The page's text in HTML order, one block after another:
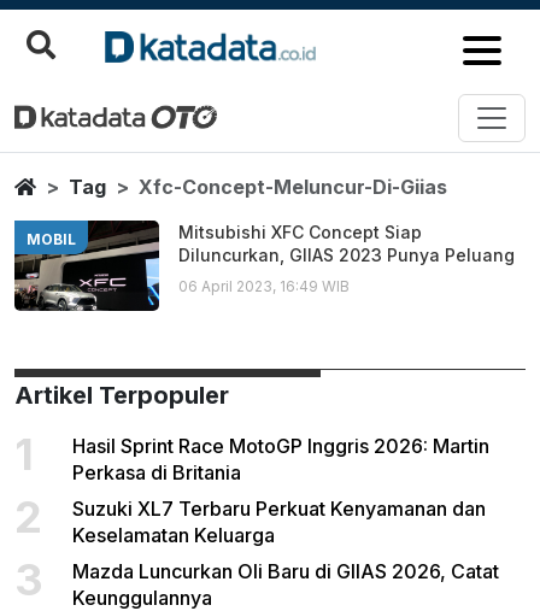
Xfc Concept Meluncur Di Giias
Berita Terbaru
HomeTag Xfc-Concept-Meluncur-Di-Giias
MOBIL
Mitsubishi XFC Concept Siap
Diluncurkan, GIIAS 2023 Punya Peluang
06 April 2023, 16:49 WIB
Artikel Terpopuler
1
Hasil Sprint Race MotoGP Inggris 2026: Martin
Perkasa di Britania
2
Suzuki XL7 Terbaru Perkuat Kenyamanan dan
Keselamatan Keluarga
3
Mazda Luncurkan Oli Baru di GIIAS 2026, Catat
Keunggulannya